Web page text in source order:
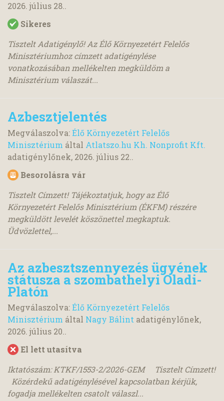
2026. július 28..
Sikeres
Tisztelt Adatigénylő! Az Élő Környezetért Felelős
Minisztériumhoz címzett adatigénylése
vonatkozásában mellékelten megküldöm a
Minisztérium válaszát...
Azbesztjelentés
Megválaszolva:Élő Környezetért Felelős
Minisztérium által Atlatszo.hu Kh. Nonprofit Kft.
adatigénylőnek, 2026. július 22..
Besorolásra vár
Tisztelt Címzett! Tájékoztatjuk, hogy az Élő
Környezetért Felelős Minisztérium (ÉKFM) részére
megküldött levelét köszönettel megkaptuk.
Üdvözlettel,...
Az azbesztszennyezés ügyének
státusza a szombathelyi Oladi-
Platón
Megválaszolva:Élő Környezetért Felelős
Minisztérium által Nagy Bálint adatigénylőnek,
2026. július 20..
El lett utasítva
Iktatószám: KTKF/1553-2/2026-GEM Tisztelt Címzett!
Közérdekű adatigénylésével kapcsolatban kérjük,
fogadja mellékelten csatolt válaszl...